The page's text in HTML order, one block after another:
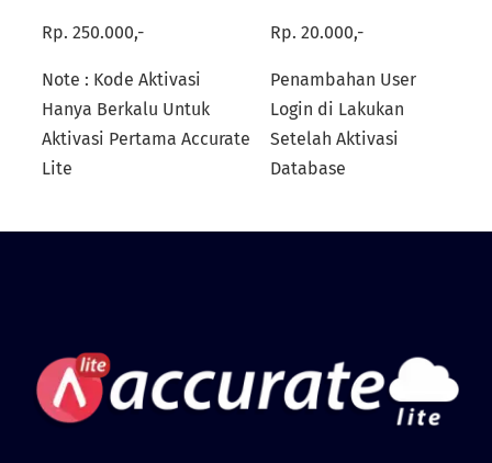
Rp. 250.000,- Rp. 20.000,-
Note : Kode Aktivasi
Hanya Berkalu Untuk
Aktivasi Pertama Accurate
Lite
Penambahan User
Login di Lakukan
Setelah Aktivasi
Database